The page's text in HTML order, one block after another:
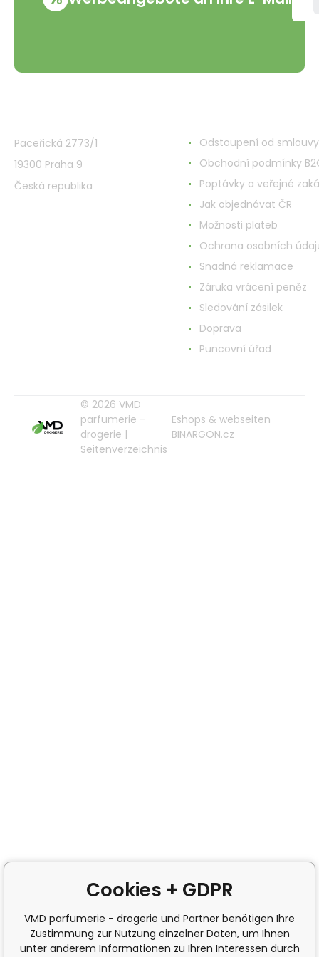
Paceřická 2773/1
19300 Praha 9
Česká republika
Odstoupení od smlouvy
Obchodní podmínky
Poptávky a veřejné
Jak objednávat ČR
Možnosti plateb
Ochrana osobních
Snadná reklamace
Záruka vrácení peněz
Sledování zásilek
Doprava
Puncovní úřad
© 2026 VMD
parfumerie -
drogerie |
Seitenverzeichnis
Eshops & webseiten
BINARGON.cz
Cookies + GDPR
VMD parfumerie - drogerie und Partner benötigen Ihre
Zustimmung zur Nutzung einzelner Daten, um Ihnen
unter anderem Informationen zu Ihren Interessen durch